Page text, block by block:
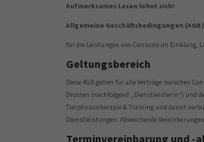
Aufmerksames Lesen lohnt sich!
Allgemeine Geschäftsbedingungen (AGB)
für die Leistungen von Consono im Einklang,
Geltungsbereich
Diese AGB gelten für alle Verträge zwischen
Drosten (nachfolgend „Dienstleisterin“) und
Tierphysiotherapie & Training und damit
Dienstleistungen. Abweichende
Terminvereinbarung und -